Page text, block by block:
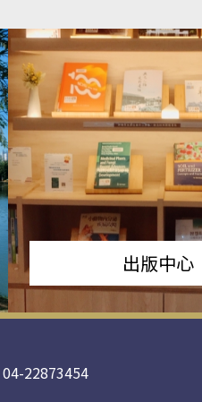
出版中心
04-22873454